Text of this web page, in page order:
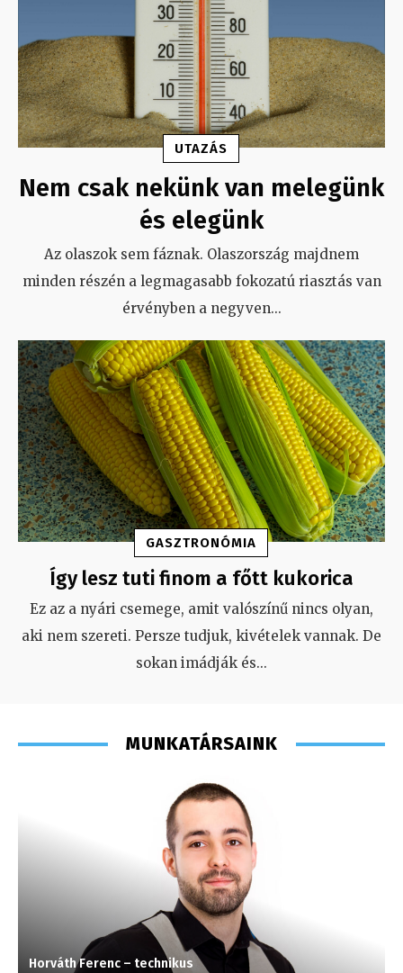
UTAZÁS
Nem csak nekünk van melegünk
és elegünk
Az olaszok sem fáznak. Olaszország majdnem
minden részén a legmagasabb fokozatú riasztás van
érvényben a negyven...
GASZTRONÓMIA
Így lesz tuti finom a főtt kukorica
Ez az a nyári csemege, amit valószínű nincs olyan,
aki nem szereti. Persze tudjuk, kivételek vannak. De
sokan imádják és...
MUNKATÁRSAINK
Horváth Ferenc – technikus